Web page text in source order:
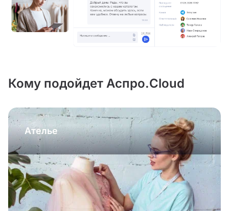
Кому подойдет Аспро.Cloud
Ателье